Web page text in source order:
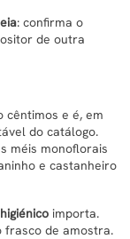
: confirma o
de outra
cêntimos e é, em
do catálogo.
méis monoflorais
e castanheiro
importa.
frasco de amostra.